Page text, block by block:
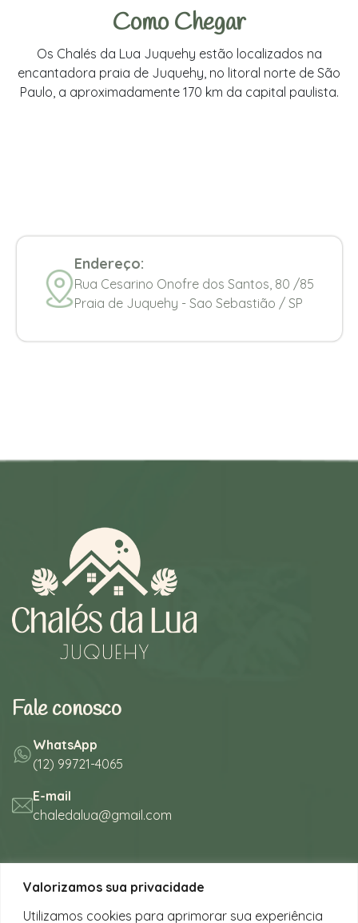
Valorizamos sua privacidade
Utilizamos cookies para aprimorar sua experiência
Como Chegar
Os Chalés da Lua Juquehy estão localizados na
encantadora praia de Juquehy, no litoral norte de São
Paulo, a aproximadamente 170 km da capital paulista.
Endereço:
Rua Cesarino Onofre dos Santos, 80 /85
Praia de Juquehy - Sao Sebastião / SP
Fale conosco
WhatsApp
(12) 99721-4065
E-mail
chaledalua@gmail.com
Seu refúgio em meio à natureza
na bela praia de Juquehy.